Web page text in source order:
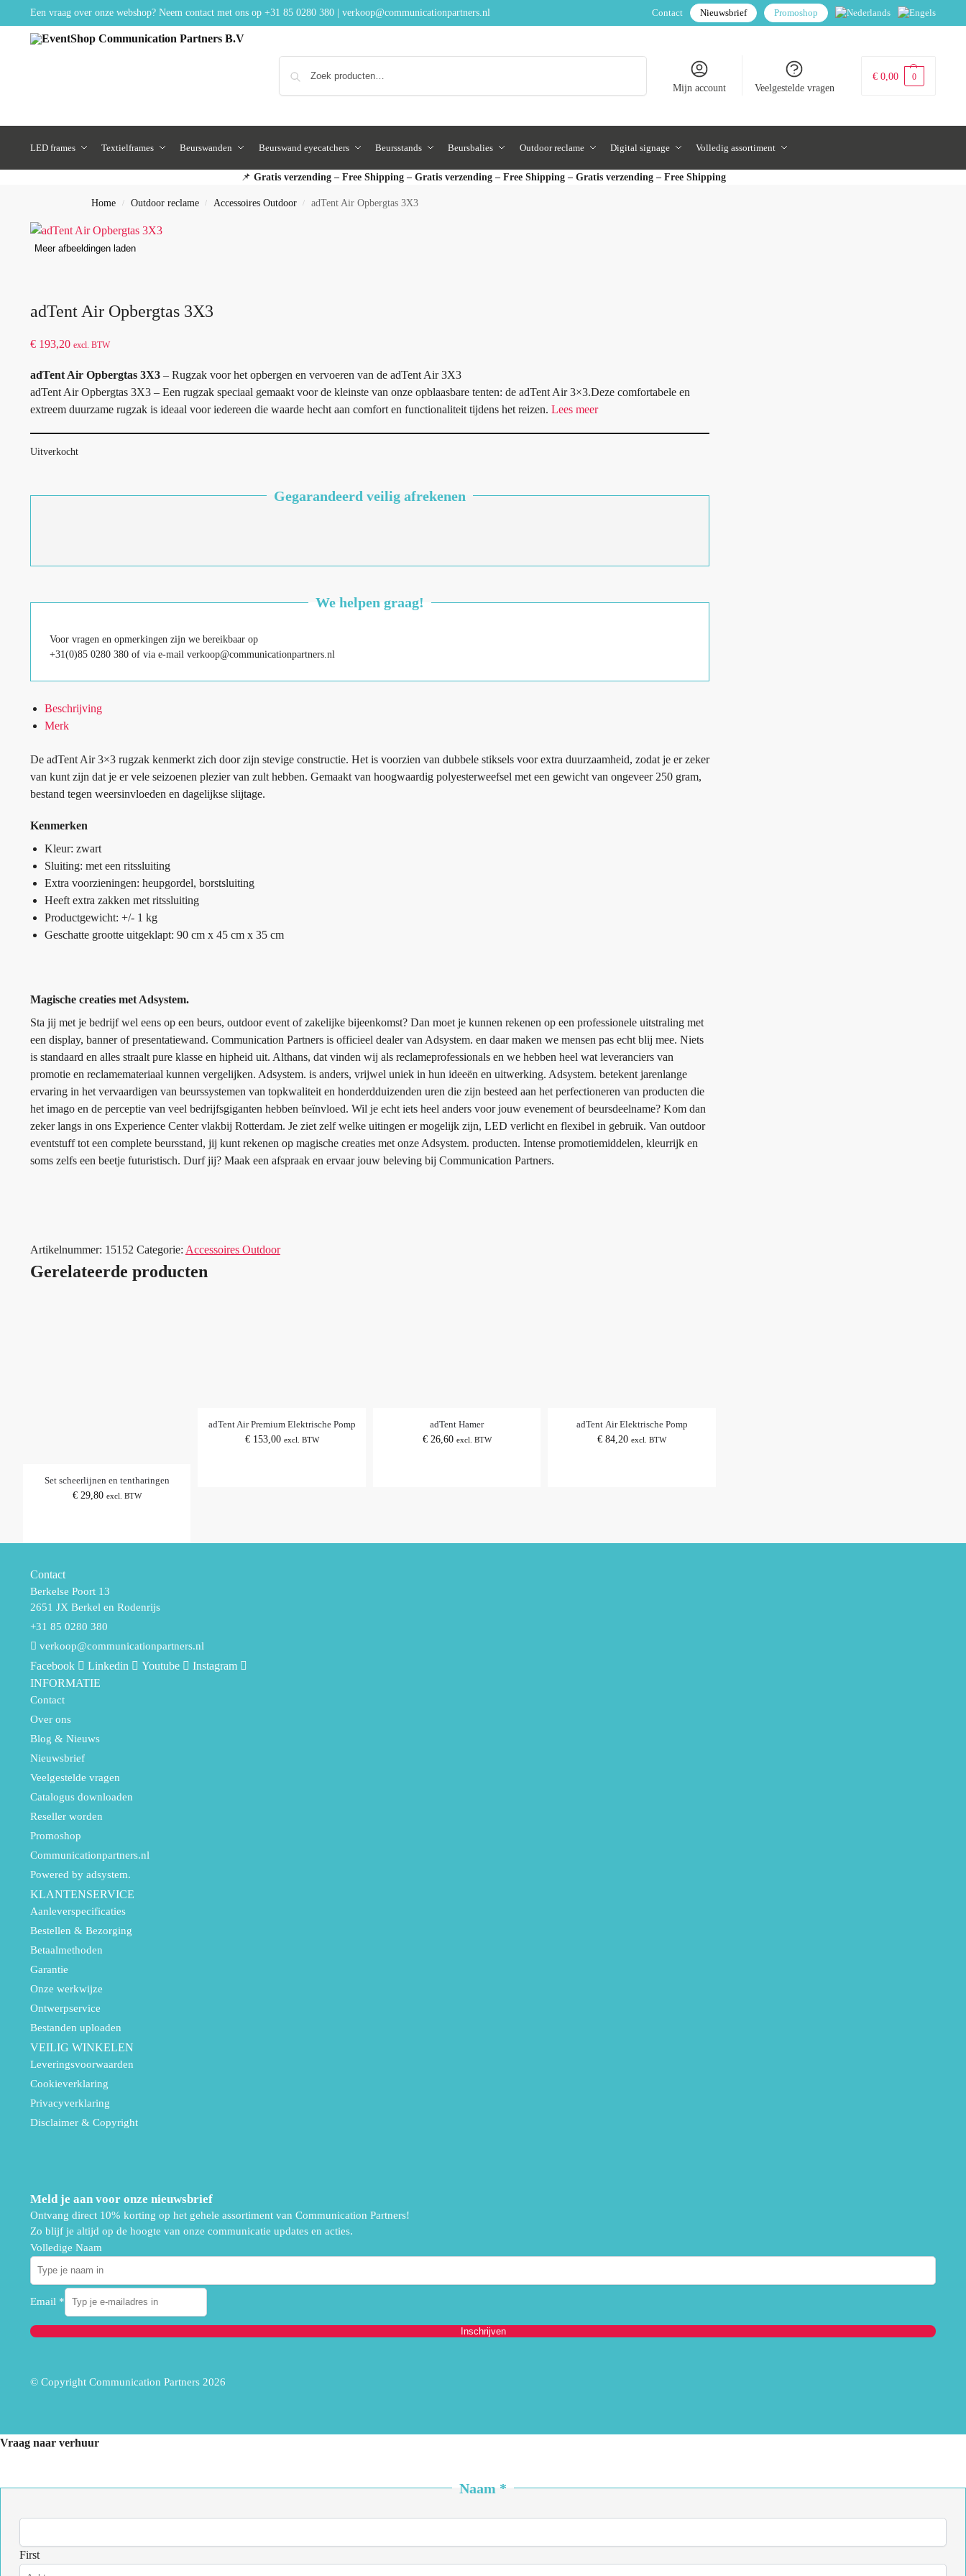
Een vraag over onze webshop? Neem contact met ons op +31 85 0280 380| verkoop@communicationpartners.nl Contact Nieuwsbrief Promoshop
Mijn account Veelgestelde vragen
€ 0,00 0
LED frames Textielframes Beurswanden Beurswand eyecatchers Beursstands Beursbalies Outdoor reclame Digital signage Volledig assortiment
📌 Gratis verzending – Free Shipping – Gratis verzending – Free Shipping – Gratis verzending – Free Shipping
Home / Outdoor reclame / Accessoires Outdoor / adTent Air Opbergtas 3X3
Meer afbeeldingen laden
adTent Air Opbergtas 3X3
€193,20 excl. BTW
adTent Air Opbergtas 3X3– Rugzak voor het opbergen en vervoeren van de adTent Air 3X3
adTent Air Opbergtas 3X3 – Een rugzak speciaal gemaakt voor de kleinste van onze opblaasbare tenten: de adTent Air 3×3.Deze comfortabele en
extreem duurzame rugzak is ideaal voor iedereen die waarde hecht aan comfort en functionaliteit tijdens het reizen. Lees meer
Uitverkocht
Gegarandeerd veilig afrekenen
We helpen graag!
Voor vragen en opmerkingen zijn we bereikbaar op
+31(0)85 0280 380 of via e-mail verkoop@communicationpartners.nl
Beschrijving
Merk
De adTent Air 3×3 rugzak kenmerkt zich door zijn stevige constructie. Het is voorzien van dubbele stiksels voor extra duurzaamheid, zodat je er zeker
van kunt zijn dat je er vele seizoenen plezier van zult hebben. Gemaakt van hoogwaardig polyesterweefsel met een gewicht van ongeveer 250 gram,
bestand tegen weersinvloeden en dagelijkse slijtage.
Kenmerken
Kleur: zwart
Sluiting: met een ritssluiting
Extra voorzieningen: heupgordel, borstsluiting
Heeft extra zakken met ritssluiting
Productgewicht: +/- 1 kg
Geschatte grootte uitgeklapt: 90 cm x 45 cm x 35 cm
Magische creaties met Adsystem.
Sta jij met je bedrijf wel eens op een beurs, outdoor event of zakelijke bijeenkomst? Dan moet je kunnen rekenen op een professionele uitstraling met
een display, banner of presentatiewand. Communication Partners is officieel dealer van Adsystem. en daar maken we mensen pas echt blij mee. Niets
is standaard en alles straalt pure klasse en hipheid uit. Althans, dat vinden wij als reclameprofessionals en we hebben heel wat leveranciers van
promotie en reclamemateriaal kunnen vergelijken. Adsystem. is anders, vrijwel uniek in hun ideeën en uitwerking. Adsystem. betekent jarenlange
ervaring in het vervaardigen van beurssystemen van topkwaliteit en honderdduizenden uren die zijn besteed aan het perfectioneren van producten die
het imago en de perceptie van veel bedrijfsgiganten hebben beïnvloed. Wil je echt iets heel anders voor jouw evenement of beursdeelname? Kom dan
zeker langs in ons Experience Center vlakbij Rotterdam. Je ziet zelf welke uitingen er mogelijk zijn, LED verlicht en flexibel in gebruik. Van outdoor
eventstuff tot een complete beursstand, jij kunt rekenen op magische creaties met onze Adsystem. producten. Intense promotiemiddelen, kleurrijk en
soms zelfs een beetje futuristisch. Durf jij? Maak een afspraak en ervaar jouw beleving bij Communication Partners.
Artikelnummer: 15152 Categorie: Accessoires Outdoor
Gerelateerde producten
Set scheerlijnen en tentharingen
€29,80 excl. BTW
adTent Air Premium Elektrische Pomp
€153,00 excl. BTW
adTent Hamer
€26,60 excl. BTW
adTent Air Elektrische Pomp
€ 84,20 excl. BTW
Contact
Berkelse Poort 13
2651 JX Berkel en Rodenrijs
+31 85 0280 380
verkoop@communicationpartners.nl
Facebook Linkedin Youtube
Instagram
INFORMATIE
Contact
Over ons
Blog & Nieuws
Nieuwsbrief
Veelgestelde vragen
Catalogus downloaden
Reseller worden
Promoshop
Communicationpartners.nl
Powered by adsystem.
KLANTENSERVICE
Aanleverspecificaties
Bestellen & Bezorging
Betaalmethoden
Garantie
Onze werkwijze
Ontwerpservice
Bestanden uploaden
VEILIG WINKELEN
Leveringsvoorwaarden
Cookieverklaring
Privacyverklaring
Disclaimer & Copyright
Meld je aan voor onze nieuwsbrief
Ontvang direct 10% korting op het gehele assortiment van Communication Partners!
Zo blijf je altijd op de hoogte van onze communicatie updates en acties.
Volledige Naam
Email *
Inschrijven
© Copyright Communication Partners 2026
Vraag naar verhuur
Naam *
First